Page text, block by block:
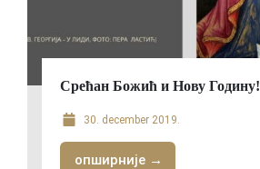
Срећан Божић и Нову Годину!
30. december 2019.
опширније →